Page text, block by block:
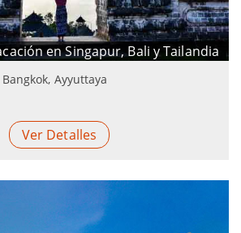
en Singapur, Bali y Tailandia
Ayyuttaya
Ver Detalles